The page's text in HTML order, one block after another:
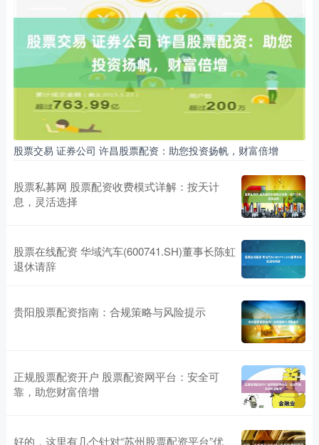
股票交易 证券公司 许昌股票配资：助您投资扬帆，财富倍增
股票私募网 股票配资收费模式详解：按天计
息，灵活选择
股票在线配资 华域汽车(600741.SH)董事长陈虹
退休请辞
贵阳股票配资指南：合规策略与风险提示
正规股票配资开户 股票配资网平台：安全可
靠，助您财富倍增
好的，这里有几个针对“苏州股票配资平台”优